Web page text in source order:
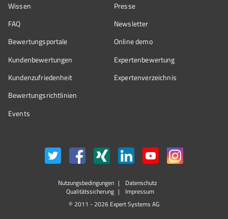
Wissen
FAQ
Bewertungsportale
Kundenbewertungen
Kundenzufriedenheit
Bewertungs­richtlinien
Events
Presse
Newsletter
Online demo
Expertenbewertung
Expertenverzeichnis
Nutzungsbedingungen
Datenschutz
Qualitätssicherung
Impressum
© 2011 - 2026 Expert Systems AG